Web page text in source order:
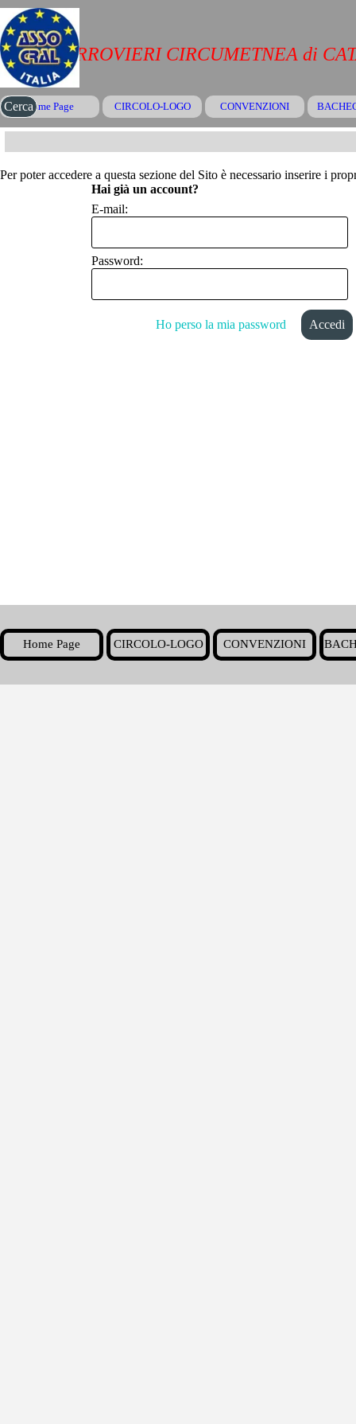
Vai ai contenuti
Salta menù
Home Page CIRCOLO-LOGO ▼
CONVENZIONI
CRAL FERROVIERI CIRCUMETNEA di
Cerca
Per poter accedere a questa sezione del Sito è necessario inserire i
Hai già un account?
E-mail:
Password:
Ho perso la mia password
Home Page CIRCOLO-LOGO ▼
CONVENZIONI